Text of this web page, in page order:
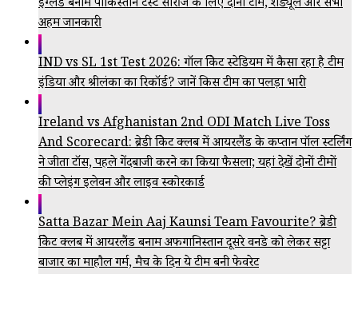
इंग्लैंड बनाम पाकिस्तान टेस्ट सीरीज के लिए दोनों टीमें, शेड्यूल और सभी
अहम जानकारी
IND vs SL 1st Test 2026: गॉल क्रिकेट स्टेडियम में कैसा रहा है टीम
इंडिया और श्रीलंका का रिकॉर्ड? जानें किस टीम का पलड़ा भारी
Ireland vs Afghanistan 2nd ODI Match Live Toss
And Scorecard: ब्रेडी क्रिकेट क्लब में आयरलैंड के कप्तान पॉल स्टर्लिंग
ने जीता टॉस, पहले गेंदबाजी करने का किया फैसला; यहां देखें दोनों टीमों
की प्लेइंग इलेवन और लाइव स्कोरकार्ड
Satta Bazar Mein Aaj Kaunsi Team Favourite? ब्रेडी
क्रिकेट क्लब में आयरलैंड बनाम अफगानिस्तान दूसरे वनडे को लेकर सट्टा
बाजार का माहौल गर्म, मैच के दिन ये टीम बनी फेवरेट